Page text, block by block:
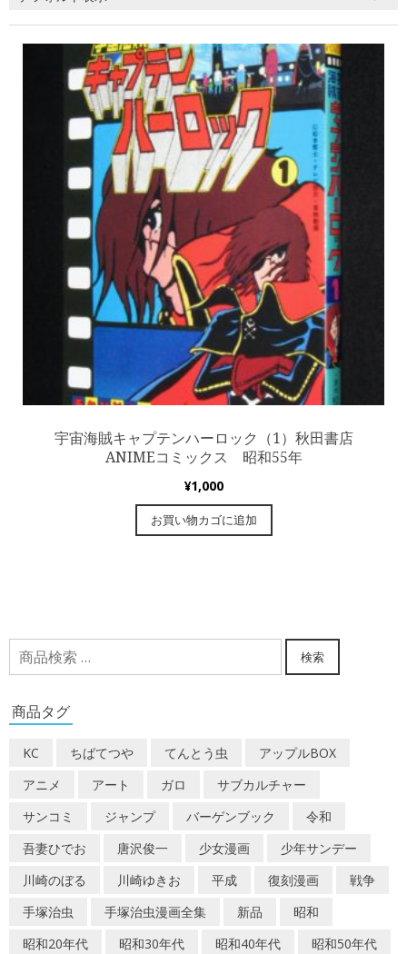
宇宙海賊キャプテンハーロック（1）秋田書店
ANIMEコミックス 昭和55年
¥1,000
お買い物カゴに追加
検
索
象:
検索
商品タグ
KC ちばてつや てんとう虫
アップルBOX
アニメ
アート ガロ
サブカルチャー
サンコミ
ジャンプ バーゲンブック
令和
吾妻ひでお
唐沢俊一 少女漫画
少年サンデー
川崎のぼる
川崎ゆきお 平成 復刻漫画
戦争
手塚治虫
手塚治虫漫画全集 新品
昭和
昭和20年代
昭和30年代 昭和40年代
昭和50年代